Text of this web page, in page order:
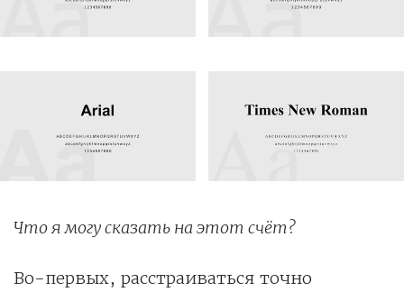
Что я могу сказать на этот счёт?
Во-первых, расстраиваться точно